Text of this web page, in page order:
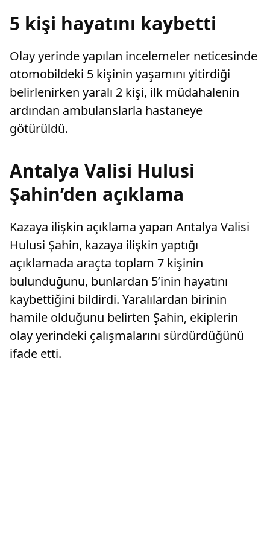
büyük
5 kişi hayatını kaybetti
Olay yerinde yapılan incelemeler neticesinde
otomobildeki 5 kişinin yaşamını yitirdiği
belirlenirken yaralı 2 kişi, ilk müdahalenin
ardından ambulanslarla hastaneye
götürüldü.
Antalya Valisi Hulusi
Şahin’den açıklama
Kazaya ilişkin açıklama yapan Antalya Valisi
Hulusi Şahin, kazaya ilişkin yaptığı
açıklamada araçta toplam 7 kişinin
bulunduğunu, bunlardan 5’inin hayatını
kaybettiğini bildirdi. Yaralılardan birinin
hamile olduğunu belirten Şahin, ekiplerin
olay yerindeki çalışmalarını sürdürdüğünü
ifade etti.